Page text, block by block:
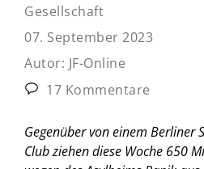
Gesellschaft
07. September 2023
Autor: JF-Online
17 Kommentare
Gegenüber von einem Berliner
Club ziehen diese Woche 650